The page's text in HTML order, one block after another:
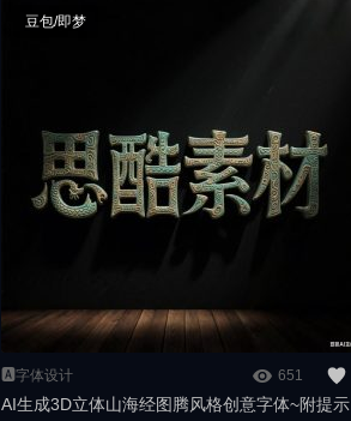
🅰️字体设计 651
AI生成3D立体山海经图腾风格创意字体~附提示
豆包/即梦